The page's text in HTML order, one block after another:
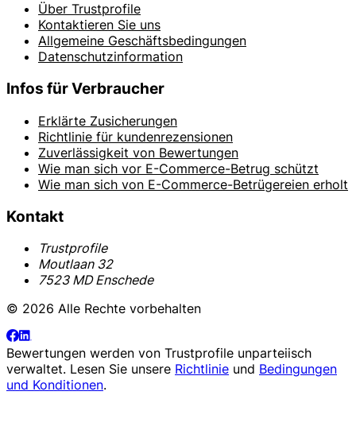
Über Trustprofile
Kontaktieren Sie uns
Allgemeine Geschäftsbedingungen
Datenschutzinformation
Infos für Verbraucher
Erklärte Zusicherungen
Richtlinie für kundenrezensionen
Zuverlässigkeit von Bewertungen
Wie man sich vor E-Commerce-Betrug schützt
Wie man sich von E-Commerce-Betrügereien erholt
Kontakt
Trustprofile
Moutlaan 32
7523 MD Enschede
© 2026 Alle Rechte vorbehalten
Bewertungen werden von Trustprofile unparteiisch
verwaltet. Lesen Sie unsere Richtlinie und Bedingungen
und Konditionen.